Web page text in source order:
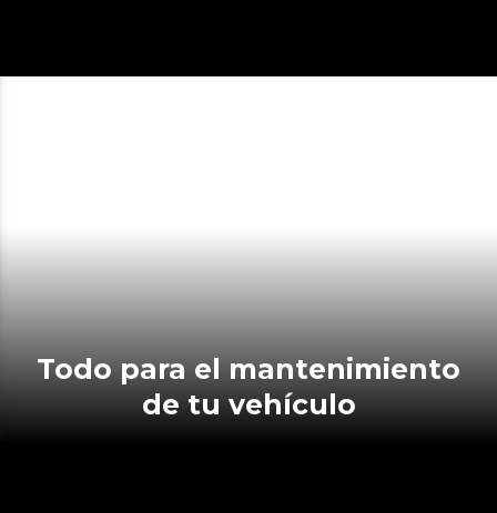
Todo para el mantenimiento
de tu vehículo